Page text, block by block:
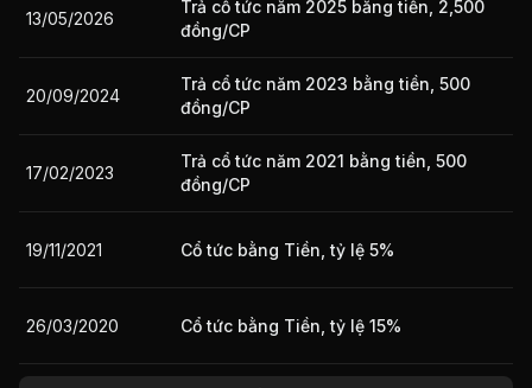
13/05/2026
Trả cổ tức năm 2025 bằng tiền, 2,500
đồng/CP
20/09/2024
Trả cổ tức năm 2023 bằng tiền, 500
đồng/CP
17/02/2023
Trả cổ tức năm 2021 bằng tiền, 500
đồng/CP
19/11/2021 Cổ tức bằng Tiền, tỷ lệ 5%
26/03/2020 Cổ tức bằng Tiền, tỷ lệ 15%